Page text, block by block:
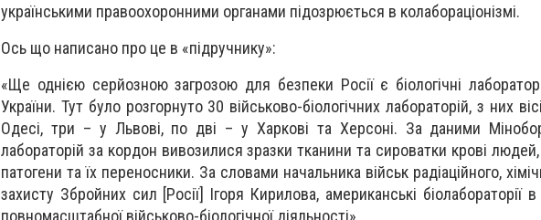
українськими правоохоронними органами підозрюється в колабораціонізмі.
Ось що написано про це в «підручнику»:
«Ще однією серйозною загрозою для безпеки Росії є біологічні
України. Тут було розгорнуто 30 військово-біологічних лабораторій, з них
Одесі, три – у Львові, по дві – у Харкові та Херсоні. За даними
лабораторій за кордон вивозилися зразки тканини та сироватки крові
патогени та їх переносники. За словами начальника військ радіаційного,
захисту Збройних сил [Росії] Ігоря Кирилова, американські біолабораторії в